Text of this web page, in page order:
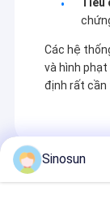
Tiêu
Các hệ
và hình
định rất cần
Sinosun